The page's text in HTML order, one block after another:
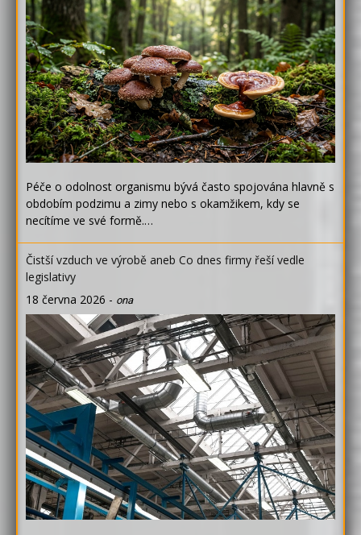
Péče o odolnost organismu bývá často spojována hlavně s
obdobím podzimu a zimy nebo s okamžikem, kdy se
necítíme ve své formě.…
Čistší vzduch ve výrobě aneb Co dnes firmy řeší vedle
legislativy
18 června 2026 - ona